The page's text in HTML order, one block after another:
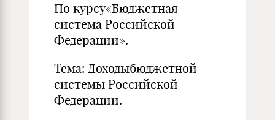
По курсу«Бюджетная
система Российской
Федерации».
Тема: Доходыбюджетной
системы Российской
Федерации.